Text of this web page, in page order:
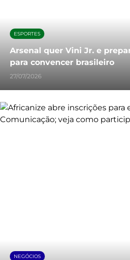
ESPORTES
Arsenal quer Vini Jr. e
para convencer brasileiro
27/07/2026
NEGÓCIOS